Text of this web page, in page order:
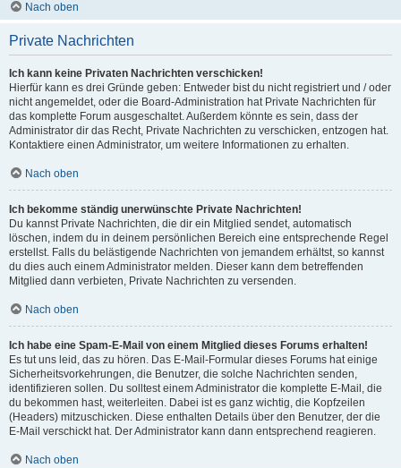
Nach oben
Private Nachrichten
Ich kann keine Privaten Nachrichten verschicken!
Hierfür kann es drei Gründe geben: Entweder bist du nicht registriert und / oder
nicht angemeldet, oder die Board-Administration hat Private Nachrichten für
das komplette Forum ausgeschaltet. Außerdem könnte es sein, dass der
Administrator dir das Recht, Private Nachrichten zu verschicken, entzogen hat.
Kontaktiere einen Administrator, um weitere Informationen zu erhalten.
Nach oben
Ich bekomme ständig unerwünschte Private Nachrichten!
Du kannst Private Nachrichten, die dir ein Mitglied sendet, automatisch
löschen, indem du in deinem persönlichen Bereich eine entsprechende Regel
erstellst. Falls du belästigende Nachrichten von jemandem erhältst, so kannst
du dies auch einem Administrator melden. Dieser kann dem betreffenden
Mitglied dann verbieten, Private Nachrichten zu versenden.
Nach oben
Ich habe eine Spam-E-Mail von einem Mitglied dieses Forums erhalten!
Es tut uns leid, das zu hören. Das E-Mail-Formular dieses Forums hat einige
Sicherheitsvorkehrungen, die Benutzer, die solche Nachrichten senden,
identifizieren sollen. Du solltest einem Administrator die komplette E-Mail, die
du bekommen hast, weiterleiten. Dabei ist es ganz wichtig, die Kopfzeilen
(Headers) mitzuschicken. Diese enthalten Details über den Benutzer, der die
E-Mail verschickt hat. Der Administrator kann dann entsprechend reagieren.
Nach oben